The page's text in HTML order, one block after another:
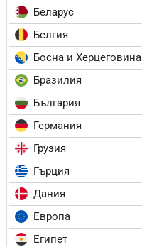
Беларус
Белгия
Босна и Херцеговина
Бразилия
България
Германия
Грузия
Гърция
Дания
Европа
Египет